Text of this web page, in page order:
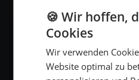
bis
🍪 Wir hoffen,
Cookies
Wir verwenden
Website optimal zu